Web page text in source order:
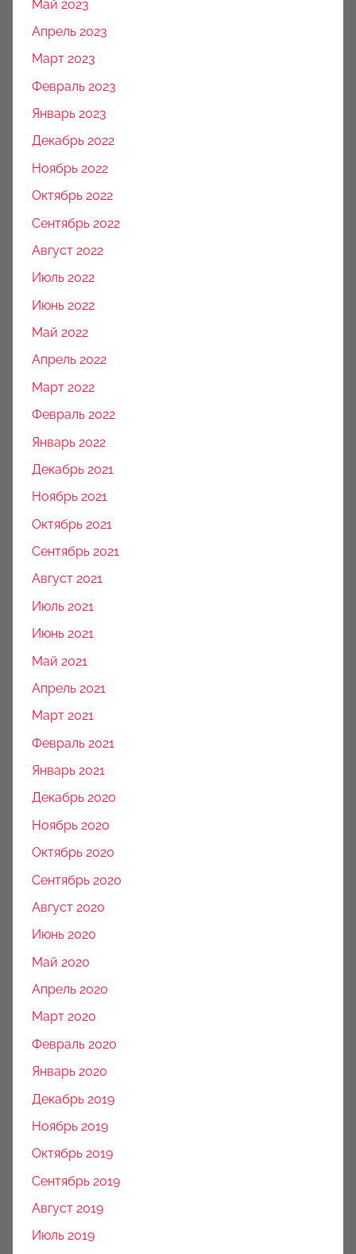
Май 2023
Апрель 2023
Март 2023
Февраль 2023
Январь 2023
Декабрь 2022
Ноябрь 2022
Октябрь 2022
Сентябрь 2022
Август 2022
Июль 2022
Июнь 2022
Май 2022
Апрель 2022
Март 2022
Февраль 2022
Январь 2022
Декабрь 2021
Ноябрь 2021
Октябрь 2021
Сентябрь 2021
Август 2021
Июль 2021
Июнь 2021
Май 2021
Апрель 2021
Март 2021
Февраль 2021
Январь 2021
Декабрь 2020
Ноябрь 2020
Октябрь 2020
Сентябрь 2020
Август 2020
Июнь 2020
Май 2020
Апрель 2020
Март 2020
Февраль 2020
Январь 2020
Декабрь 2019
Ноябрь 2019
Октябрь 2019
Сентябрь 2019
Август 2019
Июль 2019